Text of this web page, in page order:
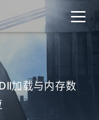
加载与内存数